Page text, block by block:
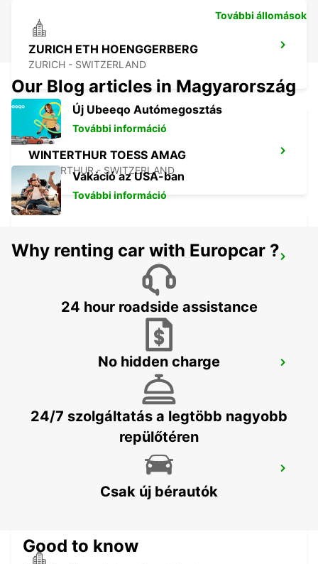
ZURICH ETH HOENGGERBERG
ZURICH - SWITZERLAND
WINTERTHUR TOESS AMAG
WINTERTHUR - SWITZERLAND
DUEBENDORF AMAG
DUEBENDORF - SWITZERLAND
ZÜRICH VÁROS JOSEFSTRASSE
ZURICH SCHLIEREN AMAG
SCHLIEREN - SWITZERLAND
További állomások
Our Blog articles in Magyarország
Új Ubeeqo Autómegosztás
További információ
Vakáció az USA-ban
További információ
Why renting car with Europcar ?
24 hour roadside assistance
No hidden charge
24/7 szolgáltatás a legtöbb nagyobb
repülőtéren
Csak új bérautók
Good to know